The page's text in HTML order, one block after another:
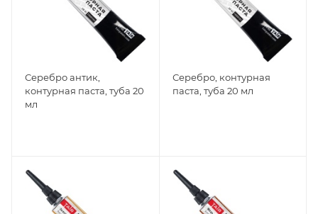
Серебро антик,
контурная паста, туба 20
мл
Серебро, контурная
паста, туба 20 мл